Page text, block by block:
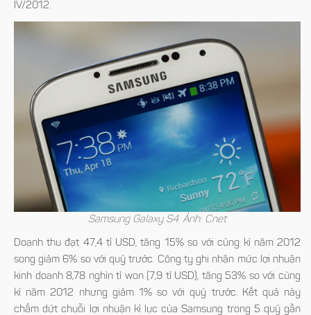
IV/2012.
Samsung Galaxy S4. Ảnh: Cnet
Doanh thu đạt 47,4 tỉ USD, tăng 15% so với cùng kì năm 2012
song giảm 6% so với quý trước. Công ty ghi nhận mức lợi nhuận
kinh doanh 8,78 nghìn tỉ won (7,9 tỉ USD), tăng 53% so với cùng
kì năm 2012 nhưng giảm 1% so với quý trước. Kết quả này
chấm dứt chuỗi lợi nhuận kỉ lục của Samsung trong 5 quý gần